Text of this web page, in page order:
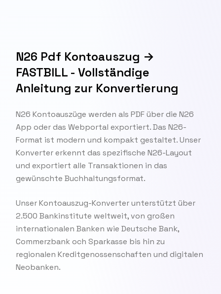
N26 Pdf Kontoauszug →
FASTBILL - Vollständige
Anleitung zur Konvertierung
N26 Kontoauszüge werden als PDF über die N26
App oder das Webportal exportiert. Das N26-
Format ist modern und kompakt gestaltet. Unser
Konverter erkennt das spezifische N26-Layout
und exportiert alle Transaktionen in das
gewünschte Buchhaltungsformat.
Unser Kontoauszug-Konverter unterstützt über
2.500 Bankinstitute weltweit, von großen
internationalen Banken wie Deutsche Bank,
Commerzbank och Sparkasse bis hin zu
regionalen Kreditgenossenschaften und digitalen
Neobanken.